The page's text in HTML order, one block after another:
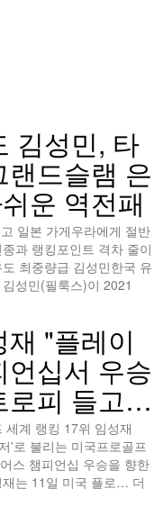
김성민, 타
랜드슬램 은
운 역전패
일본 가게우라에게 절반
과 랭킹포인트 격차 줄이
최중량급 김성민한국 유
성민(필룩스)이 2021
재 "플레이
언십서 우승
로피 들고…
계 랭킹 17위 임성재
'로 불리는 미국프로골프
스 챔피언십 우승을 향한
재는 11일 미국 플로… 더